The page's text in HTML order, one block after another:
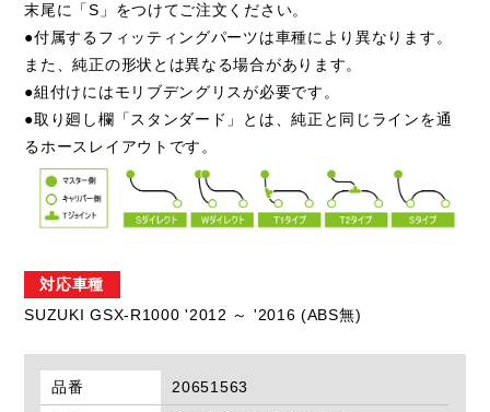
末尾に「S」をつけてご注文ください。
●付属するフィッティングパーツは車種により異なります。
また、純正の形状とは異なる場合があります。
●組付けにはモリブデングリスが必要です。
●取り廻し欄「スタンダード」とは、純正と同じラインを通
るホースレイアウトです。
対応車種
SUZUKI GSX-R1000 '2012 ～ '2016 (ABS無)
品番
20651563